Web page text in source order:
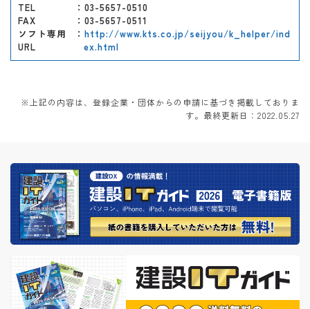
TEL
：03-5657-0510
FAX
：03-5657-0511
ソフト専用
URL
： http://www.kts.co.jp/seijyou/k_helper/ind
ex.html
※上記の内容は、登録企業・団体からの申請に基づき掲載しておりま
す。最終更新日：2022.05.27